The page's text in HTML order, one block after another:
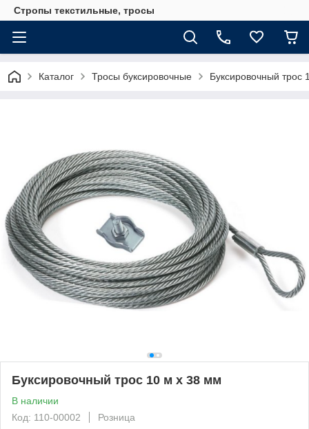
Стропы текстильные, тросы
Каталог Тросы буксировочные Буксировочный
Буксировочный трос 10 м х 38 мм
В наличии
Код: 110-00002
Розница